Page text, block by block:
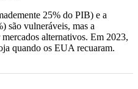
25% do PIB) e a
são vulneráveis, mas a
alternativos. Em 2023,
quando os EUA recuaram.